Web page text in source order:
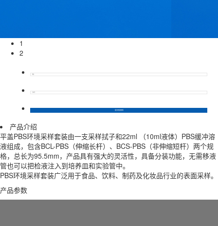
1
2
产品介绍
平盖PBS环境采样套装由一支采样拭子和22ml （10ml液体）PBS缓冲溶
液组成，包含BCL-PBS（伸缩长杆）、BCS-PBS（非伸缩短杆）两个规
格，总长为95.5mm，产品具有强大的灵活性，具备分装功能，无需移液
管也可以把检液注入到培养皿和实验管中。
PBS环境采样套装广泛用于食品、饮料、制药及化妆品行业的表面采样。
产品参数